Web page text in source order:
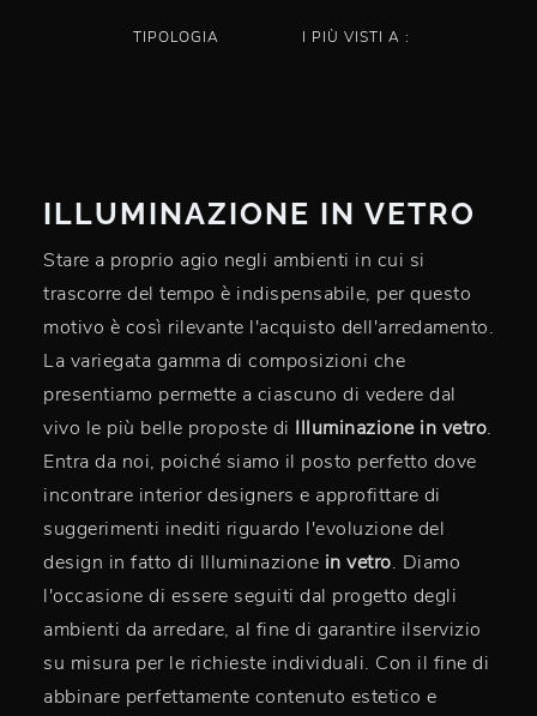
TIPOLOGIA I PIÙ VISTI A :
ILLUMINAZIONE IN VETRO
Stare a proprio agio negli ambienti in cui si
trascorre del tempo è indispensabile, per questo
motivo è così rilevante l'acquisto dell'arredamento.
La variegata gamma di composizioni che
presentiamo permette a ciascuno di vedere dal
vivo le più belle proposte di Illuminazione in vetro.
Entra da noi, poiché siamo il posto perfetto dove
incontrare interior designers e approfittare di
suggerimenti inediti riguardo l'evoluzione del
design in fatto di Illuminazione in vetro. Diamo
l'occasione di essere seguiti dal progetto degli
ambienti da arredare, al fine di garantire ilservizio
su misura per le richieste individuali. Con il fine di
abbinare perfettamente contenuto estetico e